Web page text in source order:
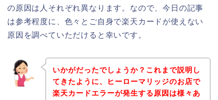
の原因は人それぞれ異なります。なので、今日の記事
は参考程度に、色々とご自身で楽天カードが使えない
原因を調べていただけると幸いです。
いかがだったでしょうか？これまで説明し
てきたように、ヒーローマリッジのお店で
楽天カードエラーが発生する原因は様々あ